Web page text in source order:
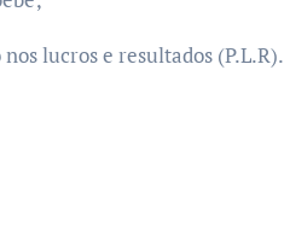
lucros e resultados (P.L.R).